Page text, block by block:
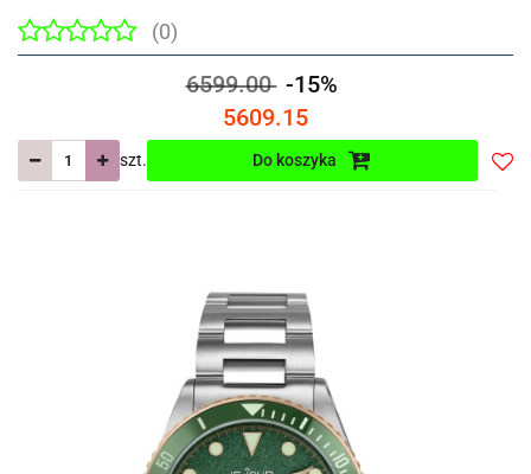
(0)
6599.00 -15%
5609.15
szt. Do koszyka